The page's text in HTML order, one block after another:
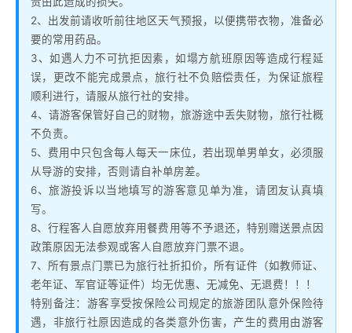
2、出发前请收听前往地区天气预报，以便携带衣物，准备必
要的常用药品。
3、如遇人力不可抗拒因素，如塌方航班原因等造成行程延
误，更改不能完成景点，旅行社不负赔偿责任，为保证旅程
顺利进行，请服从旅行社的安排。
4、请游客保管好自己的财物，旅游途中丢失财物，旅行社概
不负责。
5、费用中只包含每人每天一床位，若出现单男单女，必须服
从导游的安排，否则请自补单房差。
6、旅游投诉以当地填写的游客意见单为准，请团友认真填
写。
8、行程客人自愿放弃用餐费用等不予退还，特别赠送景点因
政策原因无法参观或客人自愿放弃门票不退。
7、所有景点门票已为旅行社折扣价，所有证件（如教师证、
老年证、军官证等证件）均无优惠、无减免、无退费！！！
特别备注：游客享受按保险公司规定的旅游团队意外保险待
遇，非旅行社原因造成的各类意外伤害，产生的费用由游客